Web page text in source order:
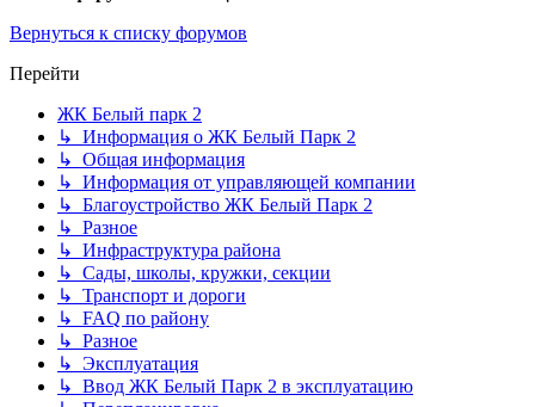
Вернуться к списку форумов
Перейти
ЖК Белый парк 2
↳ Информация о ЖК Белый Парк 2
↳ Общая информация
↳ Информация от управляющей компании
↳ Благоустройство ЖК Белый Парк 2
↳ Разное
↳ Инфраструктура района
↳ Сады, школы, кружки, секции
↳ Транспорт и дороги
↳ FAQ по району
↳ Разное
↳ Эксплуатация
↳ Ввод ЖК Белый Парк 2 в эксплуатацию